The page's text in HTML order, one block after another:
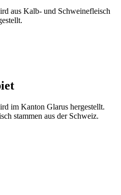
aus Kalb- und Schweinefleisch
im Kanton Glarus hergestellt.
stammen aus der Schweiz.